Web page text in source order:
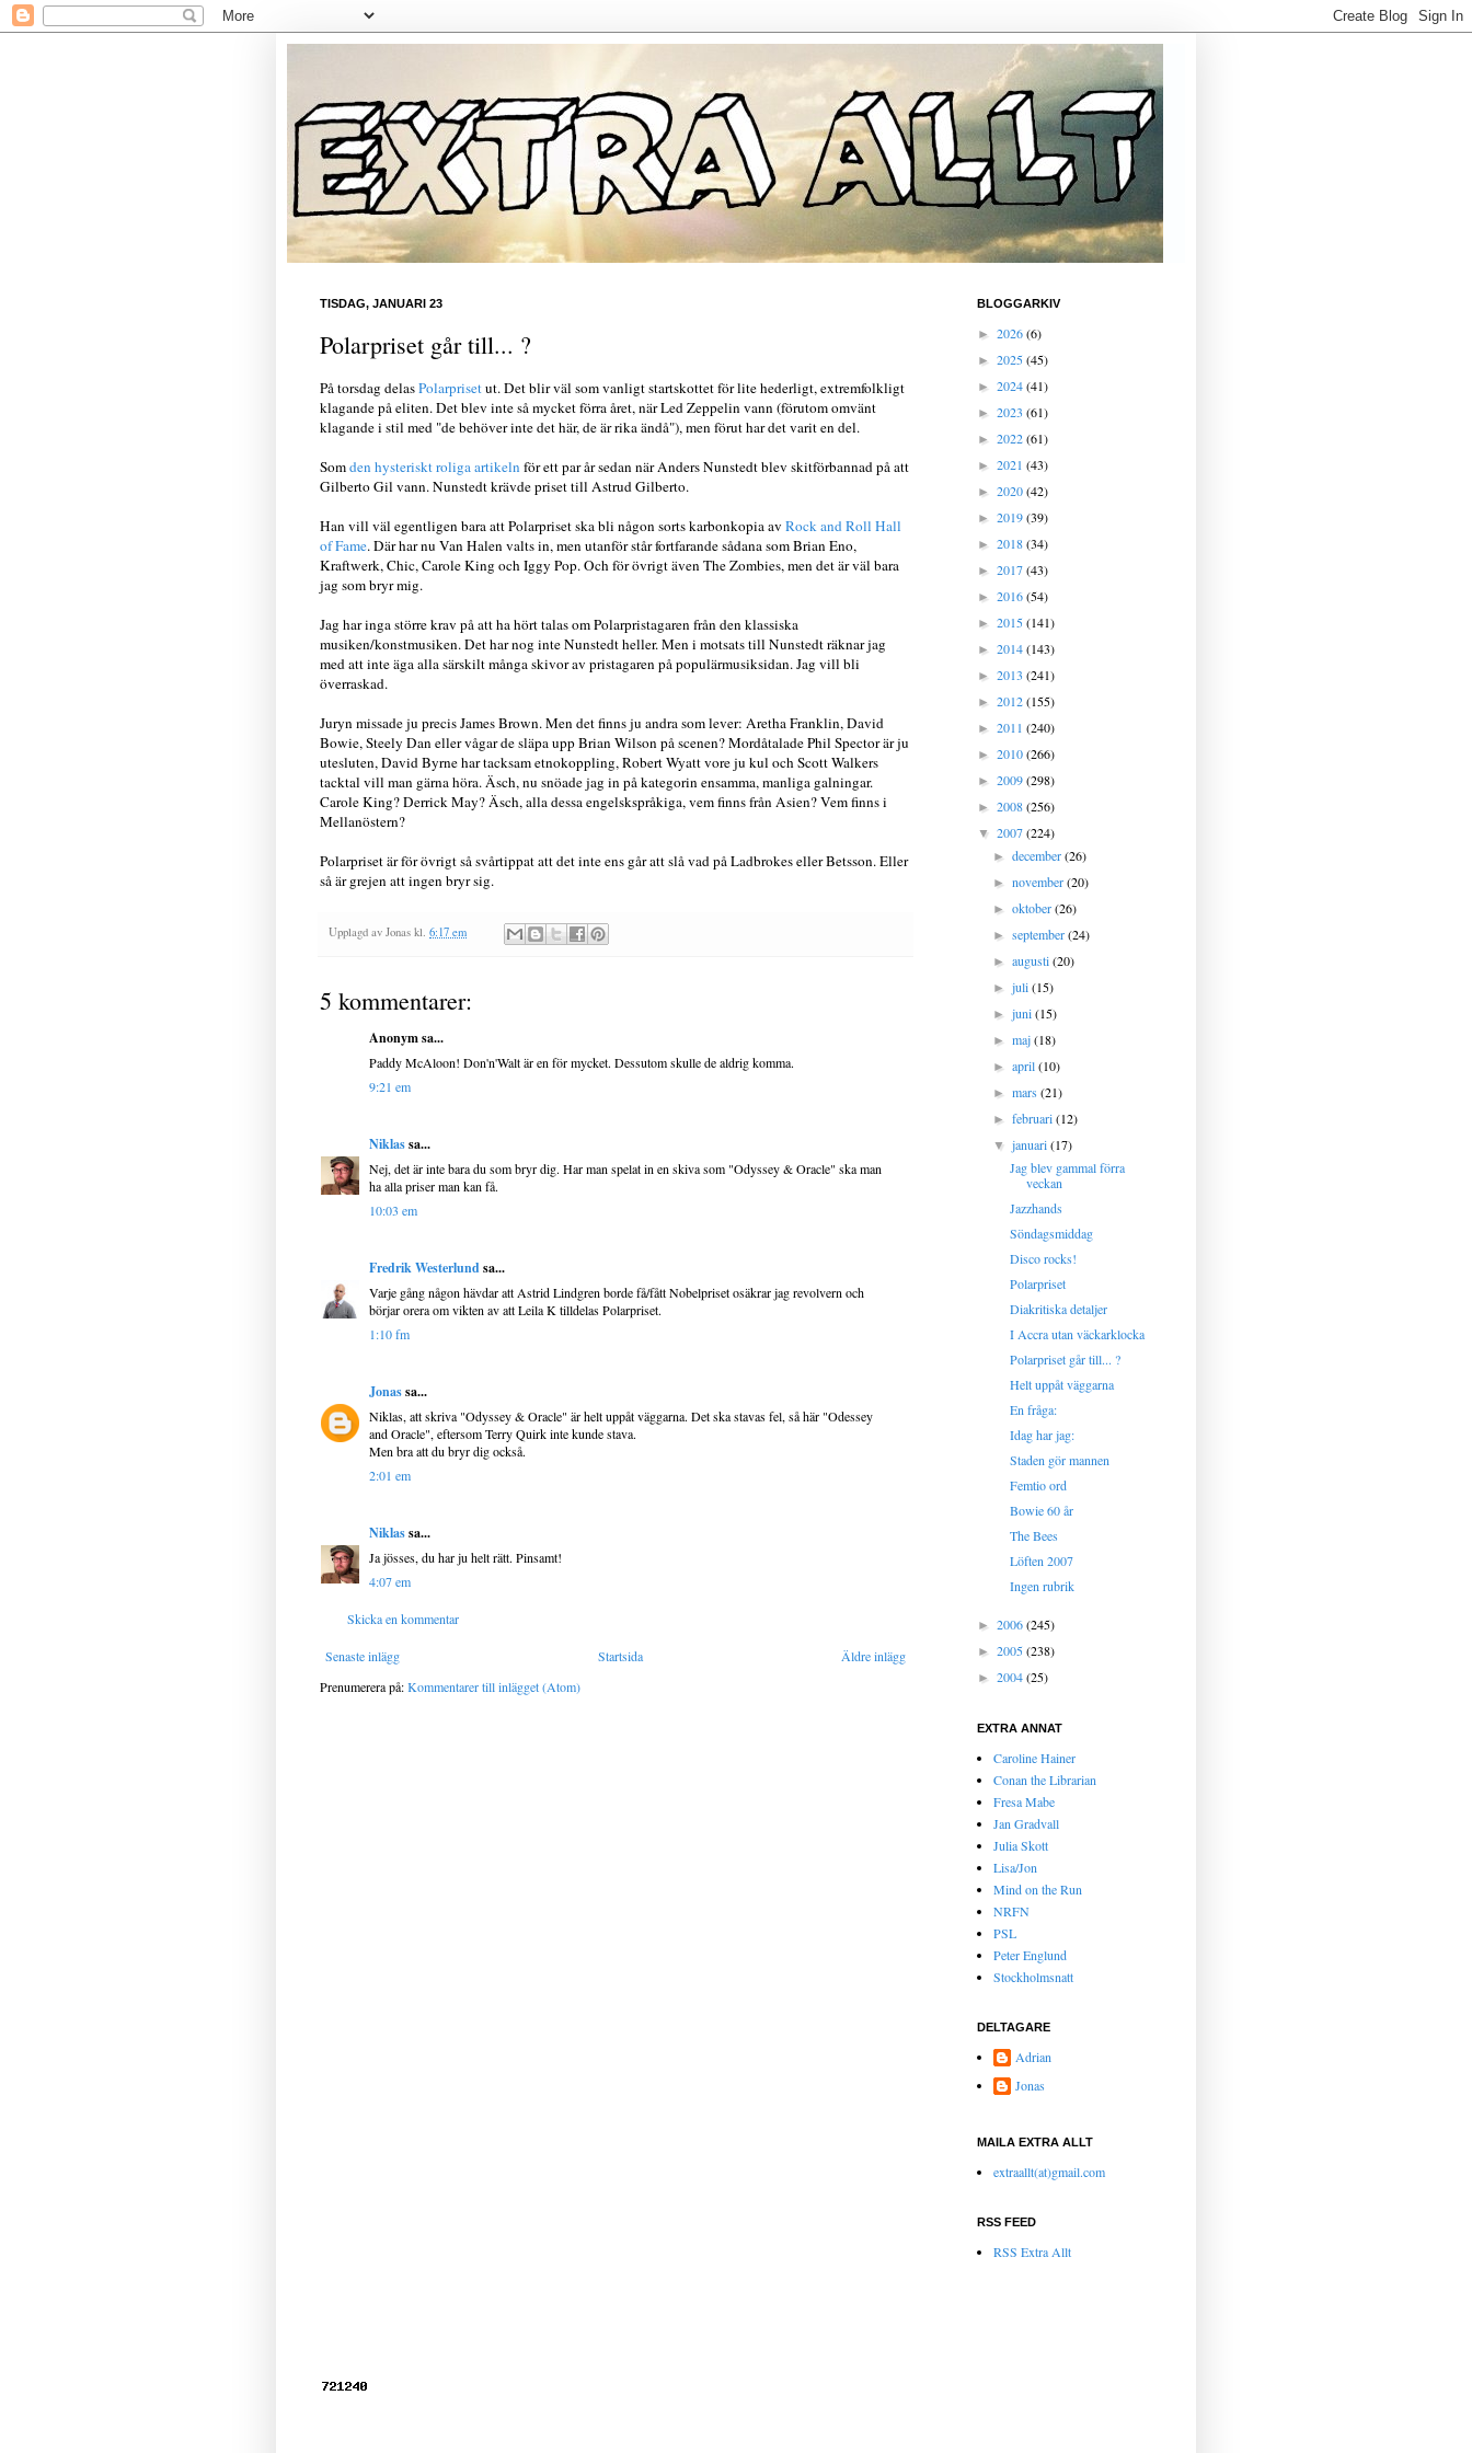
TISDAG, JANUARI 23
Polarpriset går till... ?
På torsdag delasPolarprisetut. Det blir väl som vanligt startskottet för lite hederligt, extremfolkligt
klagande på eliten. Det blev inte så mycket förra året, när Led Zeppelin vann (förutom omvänt
klagande i stil med "de behöver inte det här, de är rika ändå"), men förut har det varit en del.
Somden hysteriskt roliga artikeln för ett par år sedan när Anders Nunstedt blev skitförbannad på att
Gilberto Gil vann. Nunstedt krävde priset till Astrud Gilberto.
Han vill väl egentligen bara att Polarpriset ska bli någon sorts karbonkopia av Rock and Roll Hall
of Fame. Där har nu Van Halen valts in, men utanför står fortfarande sådana som Brian Eno,
Kraftwerk, Chic, Carole King och Iggy Pop. Och för övrigt även The Zombies, men det är väl bara
jag som bryr mig.
Jag har inga större krav på att ha hört talas om Polarpristagaren från den klassiska
musiken/konstmusiken. Det har nog inte Nunstedt heller. Men i motsats till Nunstedt räknar jag
med att inte äga alla särskilt många skivor av pristagaren på populärmusiksidan. Jag vill bli
överraskad.
Juryn missade ju precis James Brown. Men det finns ju andra som lever: Aretha Franklin, David
Bowie, Steely Dan eller vågar de släpa upp Brian Wilson på scenen? Mordåtalade Phil Spector är ju
utesluten, David Byrne har tacksam etnokoppling, Robert Wyatt vore ju kul och Scott Walkers
tacktal vill man gärna höra. Äsch, nu snöade jag in på kategorin ensamma, manliga galningar.
Carole King? Derrick May? Äsch, alla dessa engelskspråkiga, vem finns från Asien? Vem finns i
Mellanöstern?
Polarpriset är för övrigt så svårtippat att det inte ens går att slå vad på Ladbrokes eller Betsson. Eller
så är grejen att ingen bryr sig.
Upplagd av Jonas kl. 6:17 em
5 kommentarer:
Anonym sa...
Paddy McAloon! Don'n'Walt är en för mycket. Dessutom skulle de aldrig komma.
9:21 em
Niklassa...
Nej, det är inte bara du som bryr dig. Har man spelat in en skiva som "Odyssey & Oracle" ska man
ha alla priser man kan få.
10:03 em
Fredrik Westerlundsa...
Varje gång någon hävdar att Astrid Lindgren borde få/fått Nobelpriset osäkrar jag revolvern och
börjar orera om vikten av att Leila K tilldelas Polarpriset.
1:10 fm
Jonassa...
Niklas, att skriva "Odyssey & Oracle" är helt uppåt väggarna. Det ska stavas fel, så här "Odessey
and Oracle", eftersom Terry Quirk inte kunde stava.
Men bra att du bryr dig också.
2:01 em
Niklassa...
Ja jösses, du har ju helt rätt. Pinsamt!
4:07 em
Skicka en kommentar
Senaste inlägg Äldre inlägg
Startsida
Prenumerera på:Kommentarer till inlägget (Atom)
BLOGGARKIV
► 2026(6)
► 2025(45)
► 2024(41)
► 2023 (61)
► 2022(61)
► 2021 (43)
► 2020(42)
► 2019(39)
► 2018(34)
► 2017(43)
► 2016(54)
► 2015(141)
► 2014(143)
► 2013 (241)
► 2012(155)
► 2011 (240)
► 2010(266)
► 2009(298)
► 2008(256)
▼ 2007(224)
►december(26)
►november(20)
►oktober(26)
►september(24)
►augusti(20)
►juli(15)
►juni(15)
►maj(18)
►april(10)
►mars(21)
►februari(12)
▼januari(17)
Jag blev gammal förra
veckan
Jazzhands
Söndagsmiddag
Disco rocks!
Polarpriset
Diakritiska detaljer
I Accra utan väckarklocka
Polarpriset går till... ?
Helt uppåt väggarna
En fråga:
Idag har jag:
Staden gör mannen
Femtio ord
Bowie 60 år
The Bees
Löften 2007
Ingen rubrik
► 2006(245)
► 2005(238)
► 2004(25)
EXTRA ANNAT
Caroline Hainer
Conan the Librarian
Fresa Mabe
Jan Gradvall
Julia Skott
Lisa/Jon
Mind on the Run
NRFN
PSL
Peter Englund
Stockholmsnatt
DELTAGARE
Adrian
Jonas
MAILA EXTRA ALLT
extraallt(at)gmail.com
RSS FEED
RSS Extra Allt